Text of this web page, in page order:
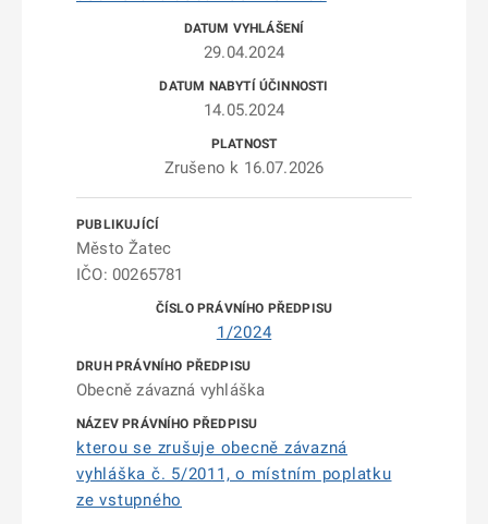
29.04.2024
14.05.2024
Zrušeno k 16.07.2026
Město Žatec
IČO: 00265781
1/2024
Obecně závazná vyhláška
kterou se zrušuje obecně závazná
vyhláška č. 5/2011, o místním poplatku
ze vstupného